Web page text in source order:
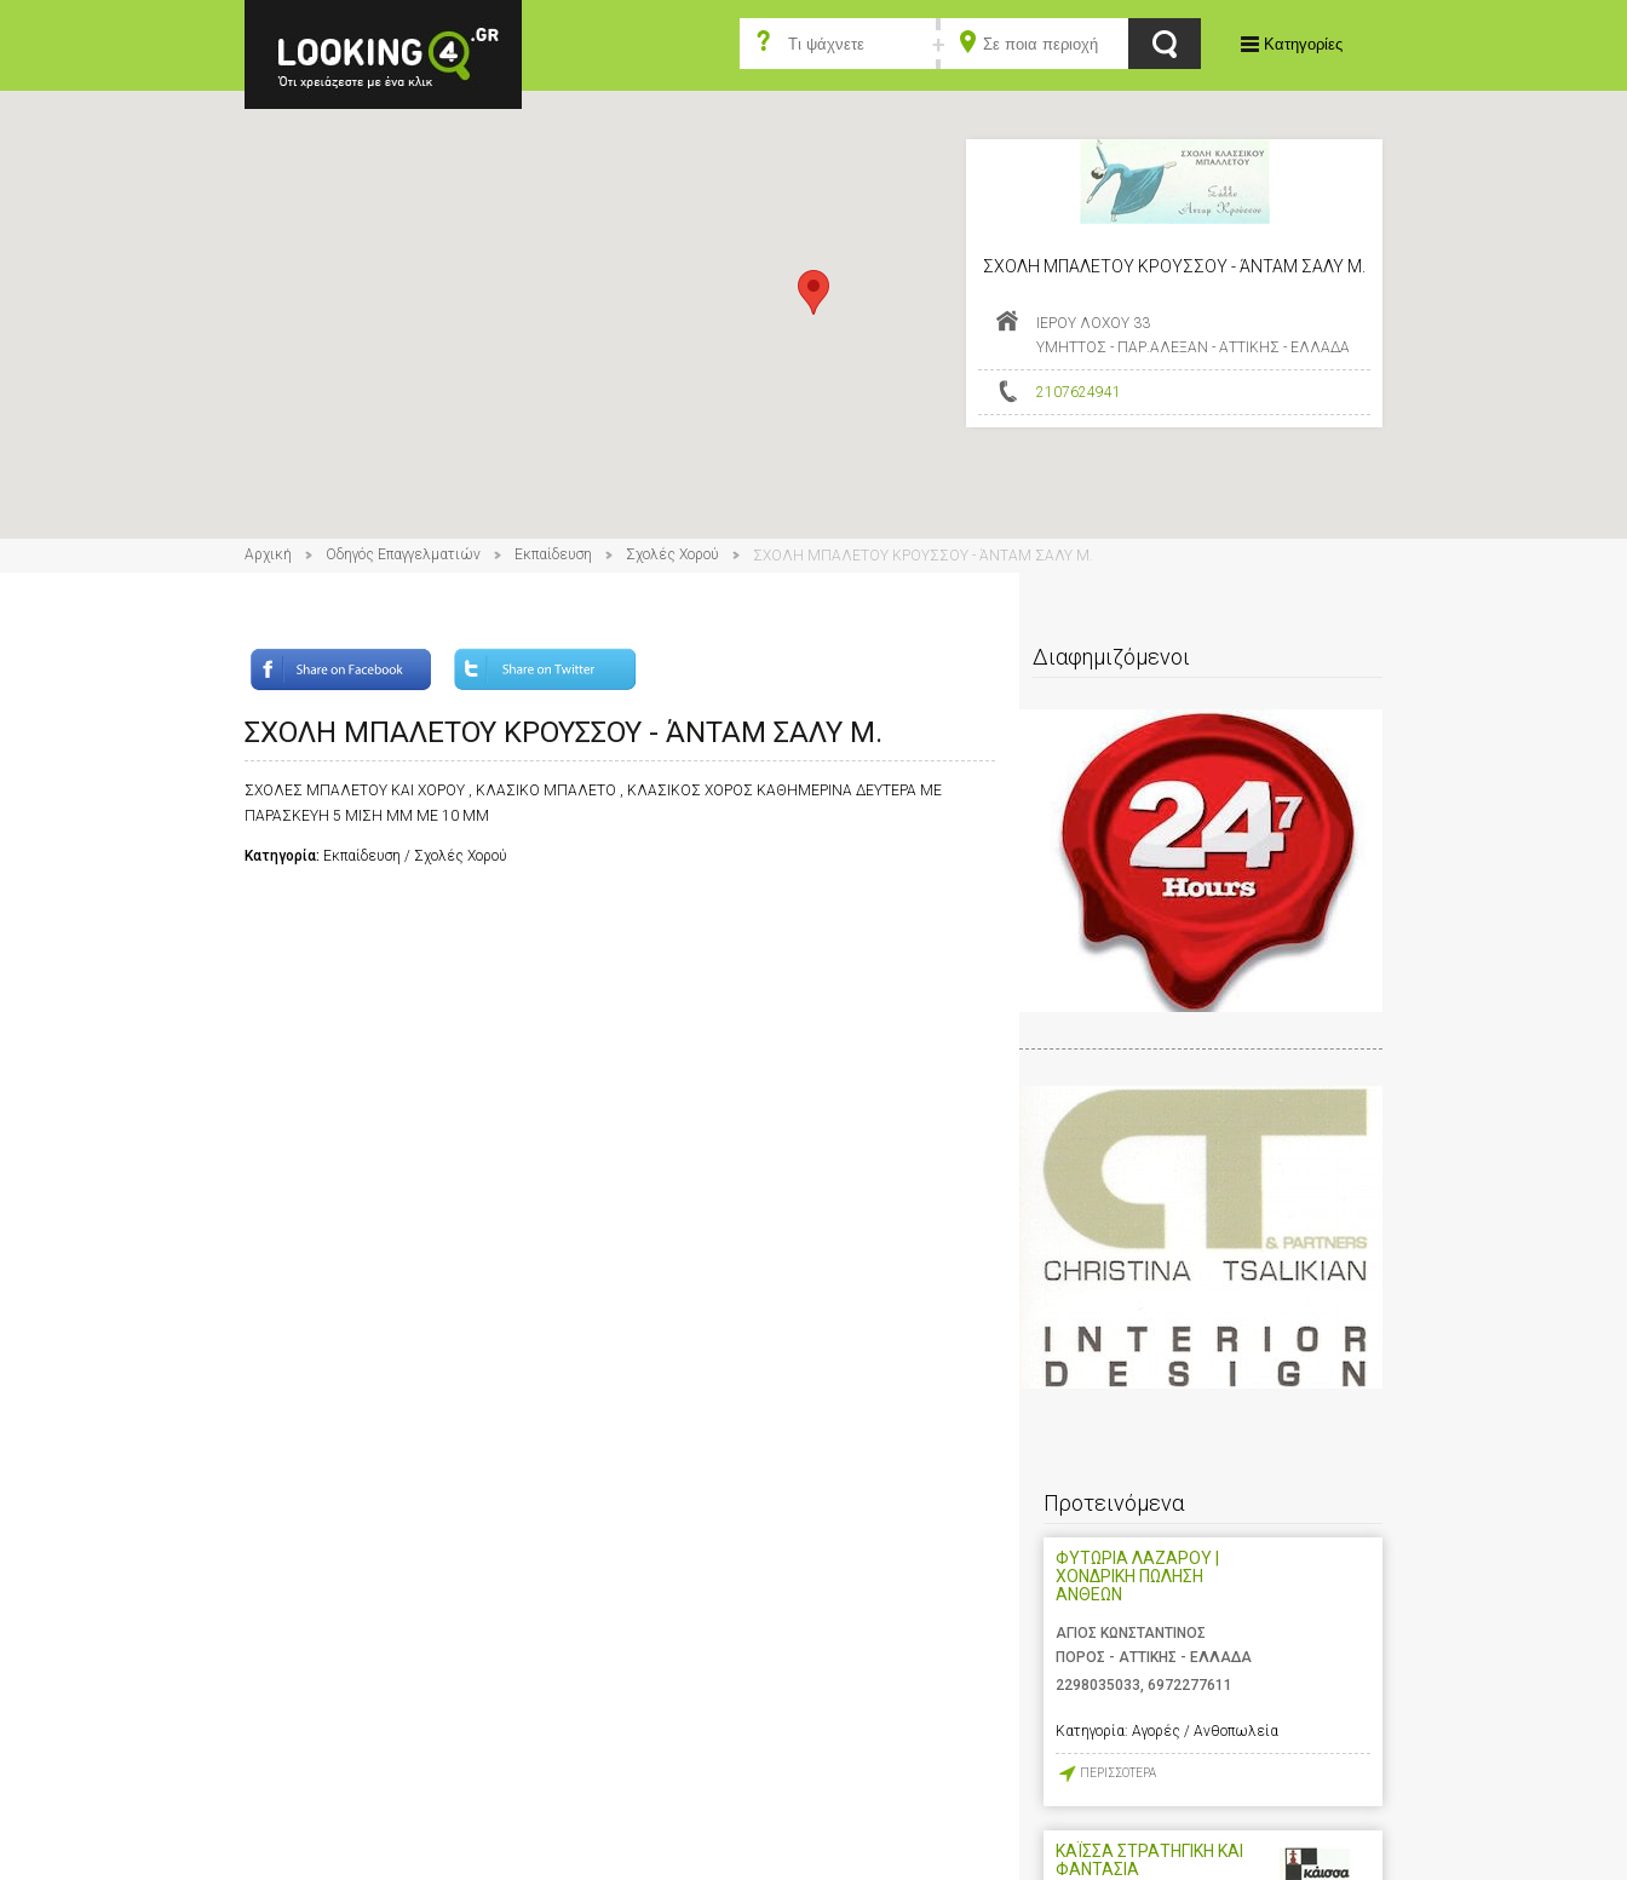
Κατηγορίες
ΣΧΟΛΗ ΜΠΑΛΕΤΟΥ ΚΡΟΥΣΣΟΥ - ΆΝΤΑΜ ΣΑΛΥ Μ.
ΙΕΡΟΥ ΛΟΧΟΥ 33
ΥΜΗΤΤΟΣ - ΠΑΡ.ΑΛΕΞΑΝ - ΑΤΤΙΚΗΣ - ΕΛΛΑΔΑ
2107624941
Αρχική Οδηγός Επαγγελματιών Εκπαίδευση Σχολές Χορού ΣΧΟΛΗ ΜΠΑΛΕΤΟΥ ΚΡΟΥΣΣΟΥ - ΆΝΤΑΜ ΣΑΛΥ Μ.
ΣΧΟΛΗ ΜΠΑΛΕΤΟΥ ΚΡΟΥΣΣΟΥ - ΆΝΤΑΜ ΣΑΛΥ Μ.
ΣΧΟΛΕΣ ΜΠΑΛΕΤΟΥ ΚΑΙ ΧΟΡΟΥ , ΚΛΑΣΙΚΟ ΜΠΑΛΕΤΟ , ΚΛΑΣΙΚΟΣ ΧΟΡΟΣ ΚΑΘΗΜΕΡΙΝΑ ΔΕΥΤΕΡΑ ΜΕ
ΠΑΡΑΣΚΕΥΗ 5 ΜΙΣΗ ΜΜ ΜΕ 10 ΜΜ
Κατηγορία: Εκπαίδευση / Σχολές Χορού
Διαφημιζόμενοι
Προτεινόμενα
ΦΥΤΩΡΙΑ ΛΑΖΑΡΟΥ |
ΧΟΝΔΡΙΚΗ ΠΩΛΗΣΗ
ΑΝΘΕΩΝ
ΑΓΙΟΣ ΚΩΝΣΤΑΝΤΙΝΟΣ
ΠΟΡΟΣ - ΑΤΤΙΚΗΣ - ΕΛΛΑΔΑ
2298035033 6972277611
Κατηγορία: Αγορές / Ανθοπωλεία
ΠΕΡΙΣΣΟΤΕΡΑ
ΚΑΪΣΣΑ ΣΤΡΑΤΗΓΙΚΗ ΚΑΙ
ΦΑΝΤΑΣΙΑ